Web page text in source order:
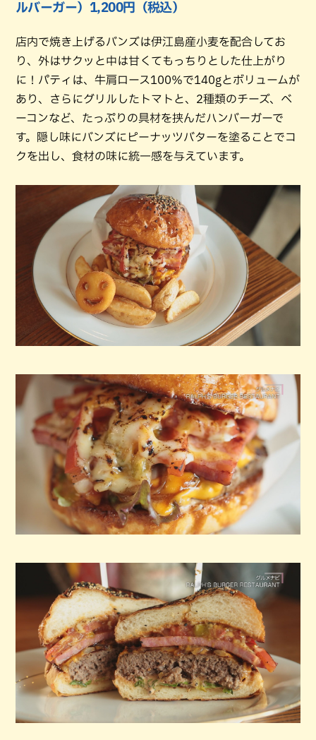
ルバーガー）1,200円（税込）
店内で焼き上げるバンズは伊江島産小麦を配合してお
り、外はサクッと中は甘くてもっちりとした仕上がり
に！パティは、牛肩ロース100％で140gとボリュームが
あり、さらにグリルしたトマトと、2種類のチーズ、ベ
ーコンなど、たっぷりの具材を挟んだハンバーガーで
す。隠し味にバンズにピーナッツバターを塗ることでコ
クを出し、食材の味に統一感を与えています。